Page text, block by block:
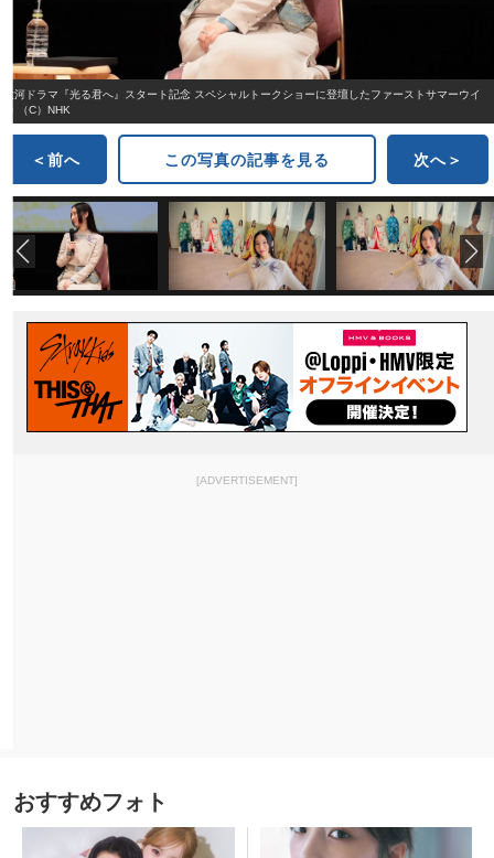
大河ドラマ『光る君へ』スタート記念 スペシャルトークショーに登壇したファーストサマーウイ
カ （C）NHK
＜前へ この写真の記事を見る 次へ＞
[ADVERTISEMENT]
おすすめフォト